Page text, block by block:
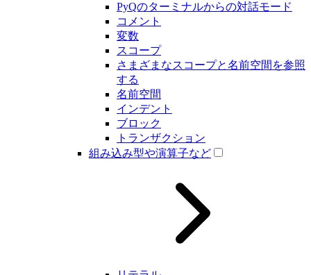
PyQのターミナルからの対話モード
コメント
変数
スコープ
さまざまなスコープと名前空間を参照
する
名前空間
インデント
ブロック
トランザクション
組み込み型や演算子など